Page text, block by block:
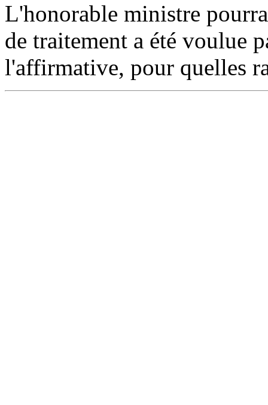
L'honorable ministre
de traitement a été voulue
l'affirmative, pour quelles